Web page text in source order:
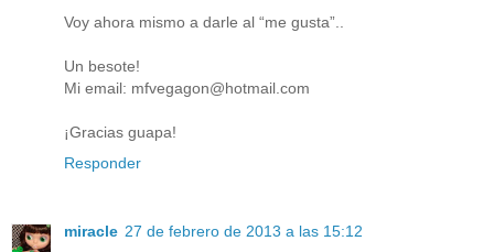
Voy ahora mismo a darle al “me gusta”..
Un besote!
Mi email: mfvegagon@hotmail.com
¡Gracias guapa!
Responder
miracle 27 de febrero de 2013 a las 15:12